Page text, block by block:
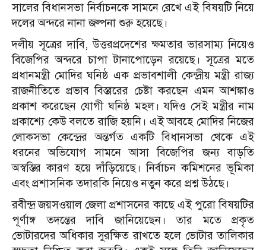
সালের বিধানসভা নির্বাচনকে সামনে রেখে এই বিষয়টি নিয়ে
দলের অন্দরে নানা জল্পনা শুরু হয়েছে।
দলীয় সূত্রের দাবি, উত্তরপ্রদেশের ক্ষমতার ভারসাম্য নিয়েও
বিজেপির অন্দরে চাপা টানাপোড়েন রয়েছে। সূত্রের মতে
প্রধানমন্ত্রী মোদির ঘনিষ্ঠ এক প্রভাবশালী কেন্দ্রীয় মন্ত্রী রাজ্য
রাজনীতিতে প্রভাব বিস্তারের চেষ্টা করছেন এমন আশঙ্কাও
প্রকাশ করেছেন যোগী ঘনিষ্ঠ মহল। যদিও সেই মন্ত্রীর নাম
প্রকাশ্যে কেউ বলতে রাজি হয়নি। এই আবহে মোদির নিজের
লোকসভা কেন্দ্রের অন্তর্গত একটি বিধানসভা থেকে এই
ধরনের অভিযোগ সামনে আসা বিজেপির জন্য বাড়তি
অস্বস্তির কারণ হয়ে দাঁড়িয়েছে। নির্বাচন কমিশনের ভূমিকা
এবং প্রশাসনিক তদারকি নিয়েও নতুন করে প্রশ্ন উঠছে।
রবীন্দ্র জয়সওয়াল জেলা প্রশাসনের কাছে এই পুরো বিষয়টির
পূর্ণাঙ্গ তদন্তের দাবি জানিয়েছেন। তার মতে প্রকৃত
ভোটারদের অধিকার সুরক্ষিত রাখতে হলে ভোটার তালিকার